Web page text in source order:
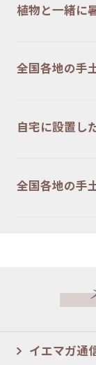
植物と一緒に
全国各地の手
自宅に設置し
全国各地の手
イエマガ通